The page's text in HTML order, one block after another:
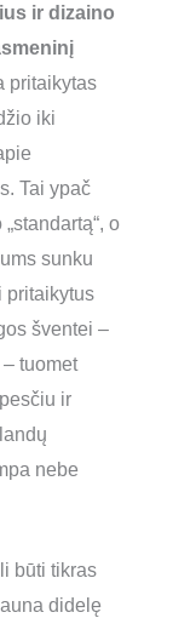
ir dizaino
pritaikytas
iki
Tai ypač
o
sunku
pritaikytus
šventei –
tuomet
ir
nebe
būti tikras
didelę